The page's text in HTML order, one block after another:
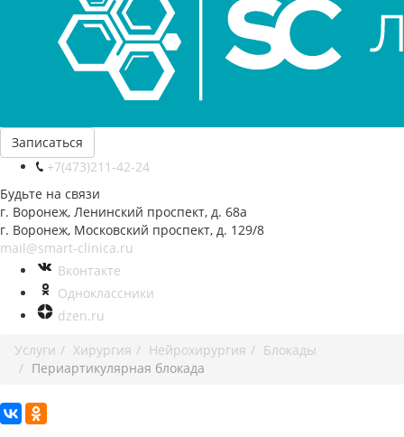
Записаться
+7(473)211-42-24
Будьте на связи
г. Воронеж, Ленинский проспект, д. 68а
г. Воронеж, Московский проспект, д. 129/8
mail@smart-clinica.ru
Вконтакте
Одноклассники
dzen.ru
Услуги
Хирургия Нейрохирургия
Блокады
Периартикулярная блокада